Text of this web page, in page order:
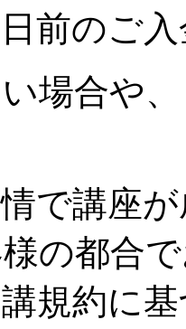
前のご
場合や
で講座
の都合
規約に